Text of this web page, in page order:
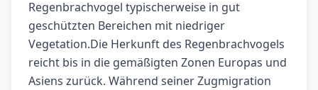
Regenbrachvogel typischerweise in gut
geschützten Bereichen mit niedriger
Vegetation.Die Herkunft des Regenbrachvogels
reicht bis in die gemäßigten Zonen Europas und
Asiens zurück. Während seiner Zugmigration